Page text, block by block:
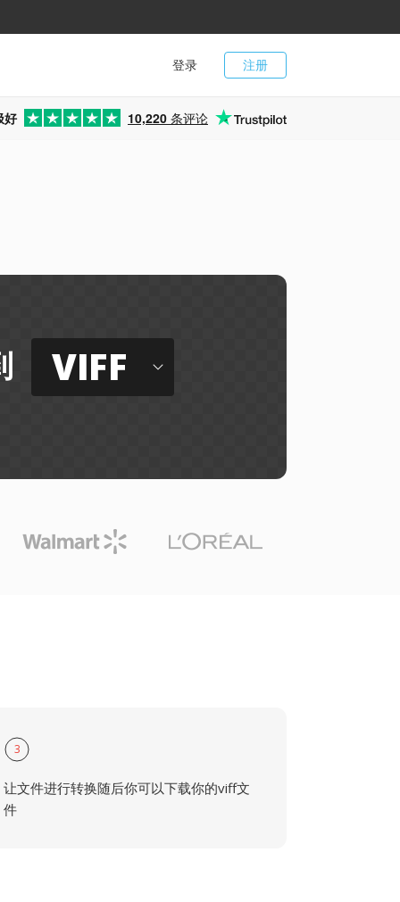
注册
登录
好 10,220 条评论
VIFF
3
让文件进行转换随后你可以下载你的viff文
件